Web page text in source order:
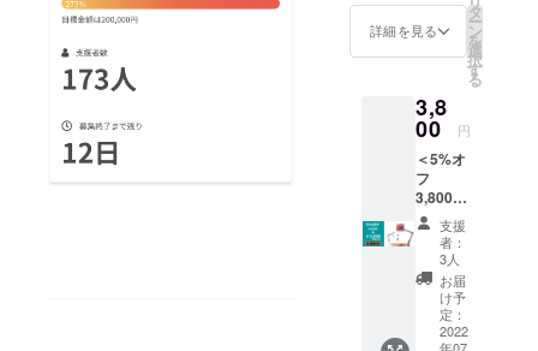
のニーズを
にとって安
心で便利な
商品を提供
し続けま
す。今後も
皆様の身近
で、高品質
そして、快
適な製品を
含まれ
ており
ます。
※ご注文
製造工
程上の
都合等
により
出荷時
期が遅
れる可
能性が
ありま
す。
詳細を見る
タ
ー
ン
を
選
択
す
る
3,8
00 円
＜5%オ
フ
3,800円
＞ 希望
販売価
4,000円
[TABLE
STAND]
支援
者：
3人
お届
け予
定：
2022
年07